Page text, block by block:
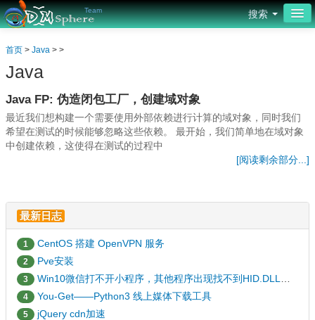
Team 搜索
网页设计
平面设计
源码编程
安全防护
社区
论坛
首页 > Java > >
Java
Java FP: 伪造闭包工厂，创建域对象
最近我们想构建一个需要使用外部依赖进行计算的域对象，同时我们
希望在测试的时候能够忽略这些依赖。 最开始，我们简单地在域对象
中创建依赖，这使得在测试的过程中
[阅读剩余部分...]
最新日志
1 CentOS 搭建 OpenVPN 服务
2 Pve安装
3 Win10微信打不开小程序，其他程序出现找不到HID.DLL的解决办法
4 You-Get——Python3 线上媒体下载工具
5 jQuery cdn加速